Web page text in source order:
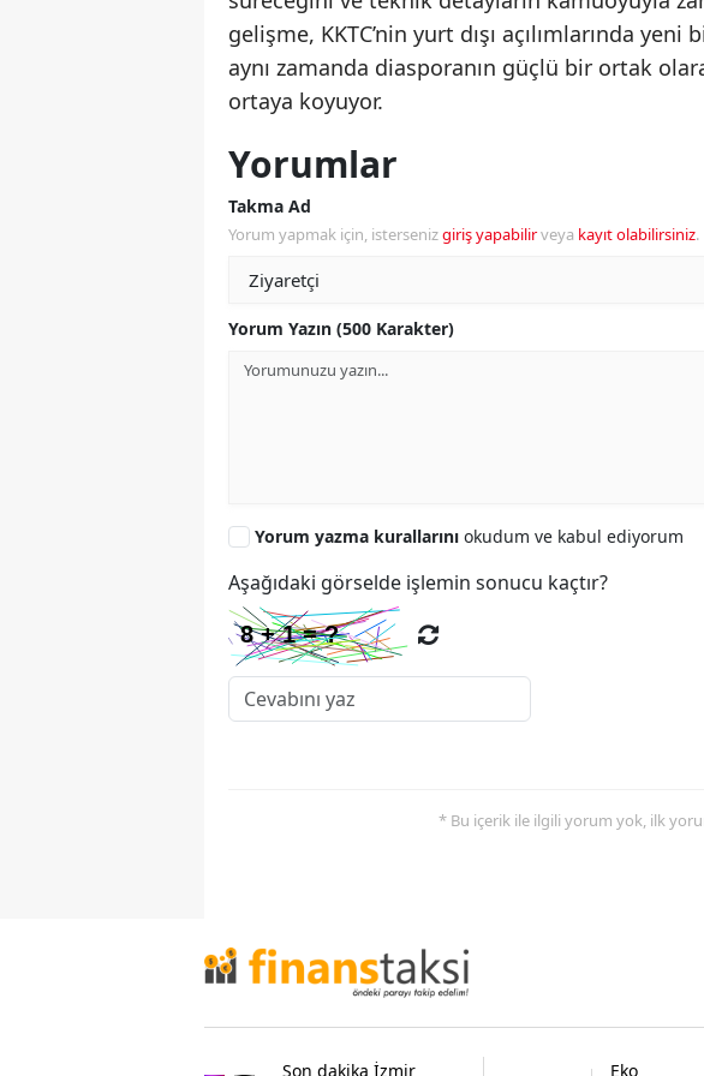
gelişme, KKTC’nin yurt dışı açılımlarında
aynı zamanda diasporanın güçlü bir ortak
ortaya koyuyor.
Yorumlar
Takma Ad
Yorum yapmak için, istersenizgiriş yapabilirveya kayıt olabilirsiniz.
Yorum Yazın (500 Karakter)
Yorum yazma kurallarını okudum ve kabul ediyorum
Aşağıdaki görselde işlemin sonucu kaçtır?
* Bu içerik ile ilgili yorum yok, ilk
Son dakika İzmir Eko